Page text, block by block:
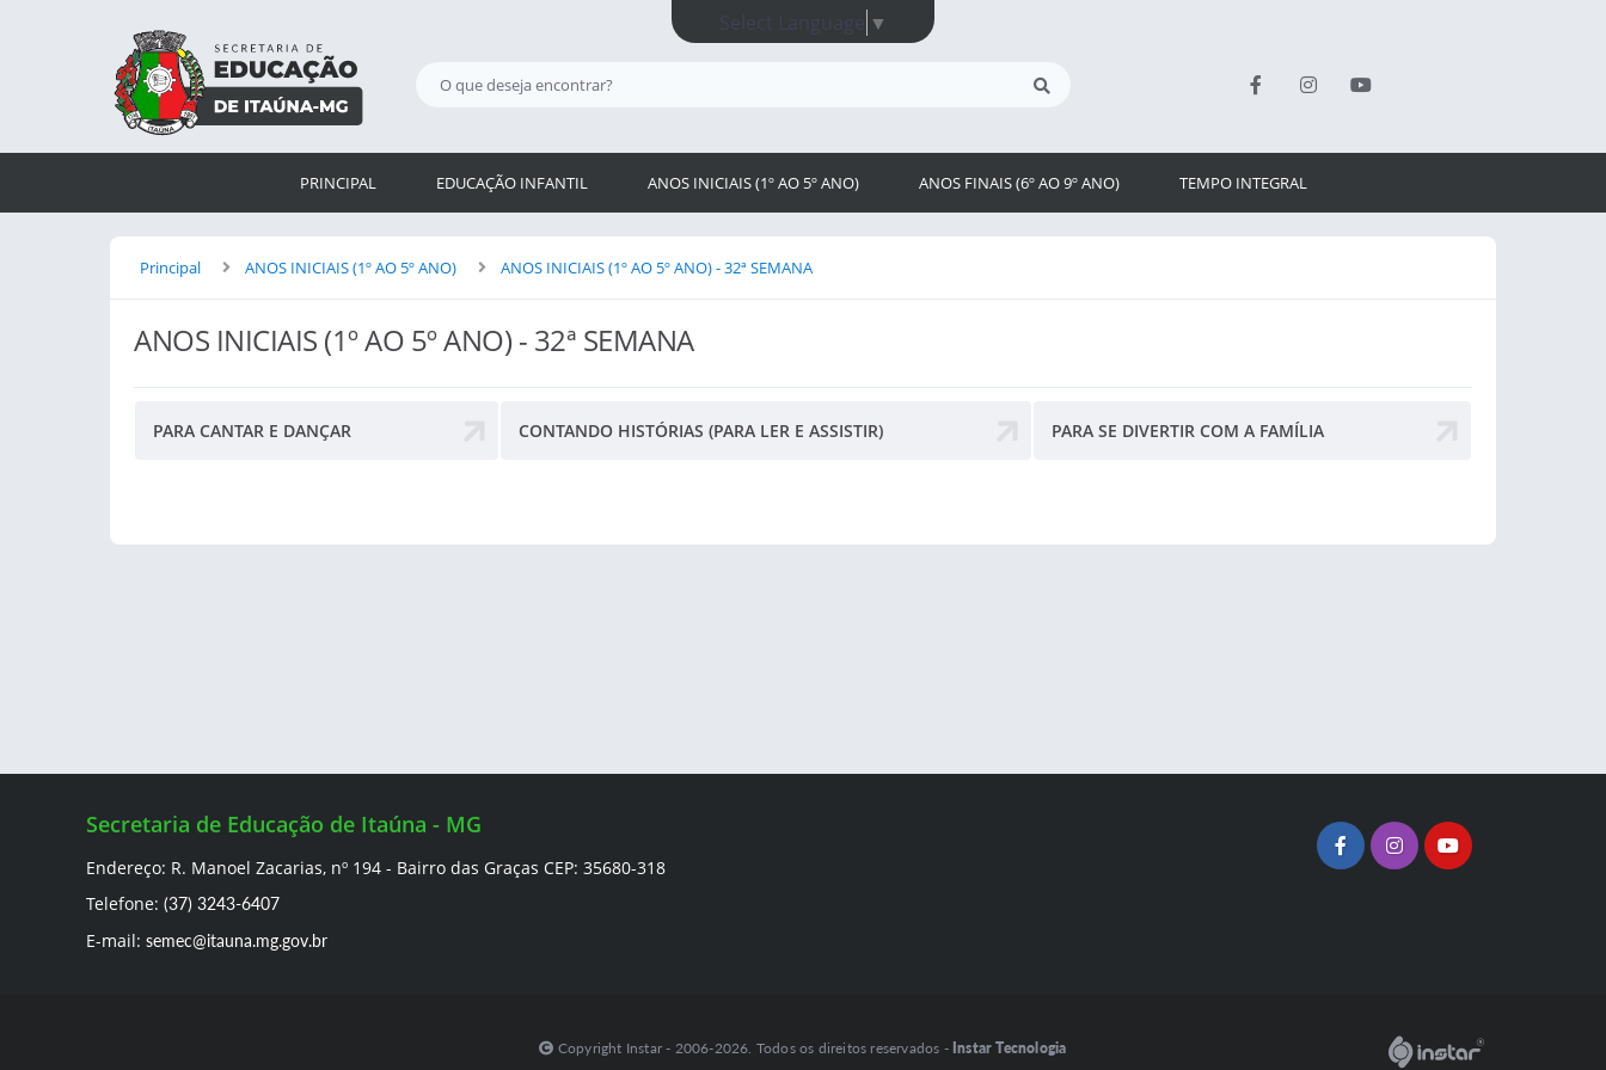
Select Language ▼
PRINCIPAL EDUCAÇÃO INFANTIL ANOS INICIAIS (1º AO 5º ANO) ANOS FINAIS (6º AO 9º ANO) TEMPO INTEGRAL
Principal ANOS INICIAIS (1º AO 5º ANO) ANOS INICIAIS (1º AO 5º ANO) - 32ª SEMANA
ANOS INICIAIS (1º AO 5º ANO) - 32ª SEMANA
PARA CANTAR E DANÇAR CONTANDO HISTÓRIAS (PARA LER E ASSISTIR) PARA SE DIVERTIR COM A FAMÍLIA
Secretaria de Educação de Itaúna - MG
Endereço: R. Manoel Zacarias, nº 194 - Bairro das Graças CEP: 35680-318
Telefone: (37) 3243-6407
E-mail: semec@itauna.mg.gov.br
Copyright Instar - 2006-2026. Todos os direitos reservados - Instar Tecnologia